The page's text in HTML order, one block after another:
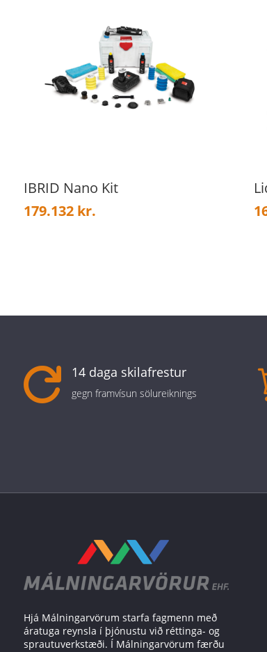
IBRID Nano Kit
179.132 kr.
 14 daga skilafrestur
gegn framvísun sölureiknings
Hjá Málningarvörum starfa fagmenn með
áratuga reynsla í þjónustu við réttinga- og
sprautuverkstæði. Í Málningarvörum færðu